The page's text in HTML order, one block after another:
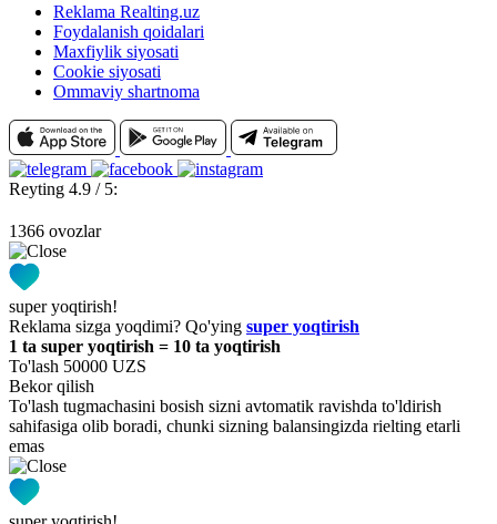
Reklama Realting.uz
Foydalanish qoidalari
Maxfiylik siyosati
Cookie siyosati
Ommaviy shartnoma
Reyting 4.9 / 5:
1366 ovozlar
super yoqtirish!
Reklama sizga yoqdimi? Qo'ying super yoqtirish
1 ta super yoqtirish = 10 ta yoqtirish
To'lash 50000 UZS
Bekor qilish
To'lash tugmachasini bosish sizni avtomatik ravishda to'ldirish
sahifasiga olib boradi, chunki sizning balansingizda rielting etarli
emas